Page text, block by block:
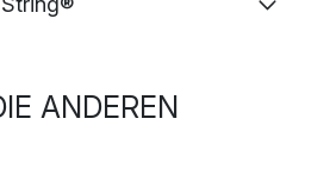
ANDEREN